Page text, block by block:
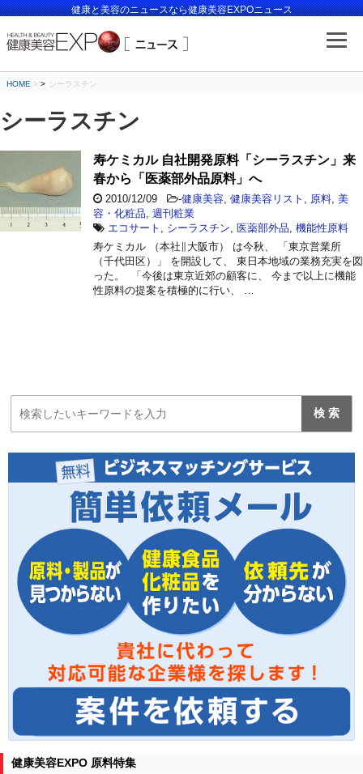
健康と美容のニュースなら健康美容EXPOニュース
HOME > シーラスチン
シーラスチン
寿ケミカル 自社開発原料「シーラスチン」来
春から「医薬部外品原料」へ
2010/12/09 -健康美容 健康美容リスト 原料 美
容・化粧品 週刊粧業
エコサート
シーラスチン 医薬部外品 機能性原料
寿ケミカル （本社∥大阪市） は今秋、 「東京営業所
（千代田区）」 を開設して、 東日本地域の業務充実を図
った。 「今後は東京近郊の顧客に、 今まで以上に機能
性原料の提案を積極的に行い、 …
健康美容EXPO 原料特集